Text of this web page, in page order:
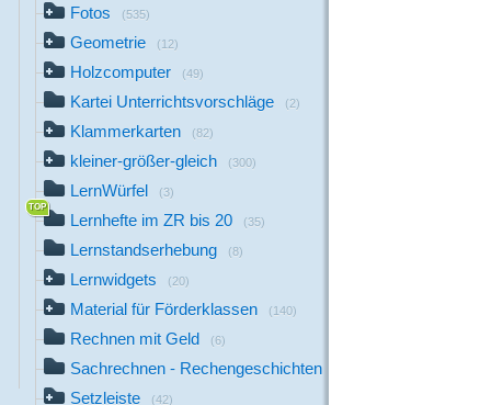
Fotos (535)
Geometrie (12)
Holzcomputer (49)
Kartei Unterrichtsvorschläge (2)
Klammerkarten (82)
kleiner-größer-gleich (300)
LernWürfel (3)
Lernhefte im ZR bis 20 (35)
Lernstandserhebung (8)
Lernwidgets (20)
Material für Förderklassen (140)
Rechnen mit Geld (6)
Sachrechnen - Rechengeschichten
Setzleiste (42)